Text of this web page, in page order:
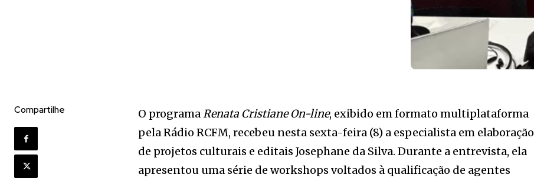
Compartilhe O programaRenata Cristiane On-line, exibido em formato multiplataforma
pela Rádio RCFM, recebeu nesta sexta-feira (8) a especialista em elaboração
de projetos culturais e editais Josephane da Silva. Durante a entrevista, ela
apresentou uma série de workshops voltados à qualificação de agentes